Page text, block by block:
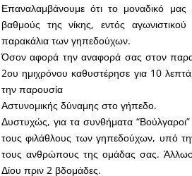
Επαναλαμβάνουμε ότι το μοναδικό μας
βαθμούς της νίκης, εντός
παρακάλια των γηπεδούχων.
Όσον αφορά την αναφορά σας στον
2ου ημιχρόνου καθυστέρησε για 10
την παρουσία
Αστυνομικής δύναμης στο γήπεδο.
Δυστυχώς, για τα συνθήματα
τους φιλάθλους των γηπεδούχων, υπό
τους ανθρώπους της ομάδας σας.
Δίου πριν 2 βδομάδες.